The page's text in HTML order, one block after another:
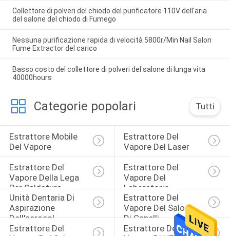
Collettore di polveri del chiodo del purificatore 110V dell'aria
del salone del chiodo di Fumego
Nessuna purificazione rapida di velocità 5800r/Min Nail Salon
Fume Extractor del carico
Basso costo del collettore di polveri del salone di lunga vita
40000hours
Categorie popolari Tutti
Estrattore Mobile
Del Vapore
Estrattore Del
Vapore Del Laser
Estrattore Del
Vapore Della Lega
Per Saldatura
Estrattore Del
Vapore Del
Laboratorio
Unità Dentaria Di
Aspirazione
Dell'aerosol
Estrattore Del
Vapore Del Salone
Di Capelli
Estrattore Del
Estrattore Del